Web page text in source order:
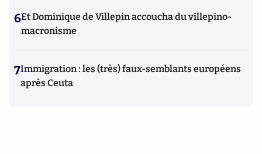
6Et Dominique de Villepin accoucha du villepino-
macronisme
7Immigration : les (très) faux-semblants européens
après Ceuta